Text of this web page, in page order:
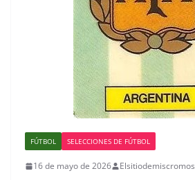
FÚTBOL SELECCIONES DE FÚTBOL
16 de mayo de 2026 Elsitiodemiscromos